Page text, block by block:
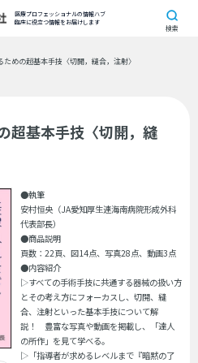
医療プロフェッショナルの情報ハブ
臨床に役立つ情報をお届けします
検索
ための超基本手技〈切開，縫合，注射〉
超基本手技〈切開，縫
●執筆
安村恒央（JA愛知厚生連海南病院形成外科
代表部長）
●商品説明
頁数：22頁、図14点、写真28点、動画3点
●内容紹介
▷すべての手術手技に共通する器械の扱い方
とその考え方にフォーカスし、切開、縫
合、注射といった基本手技について解
説！ 豊富な写真や動画を掲載し、「達人
の所作」を見て学べる。
▷「指導者が求めるレベルまで『暗黙の了